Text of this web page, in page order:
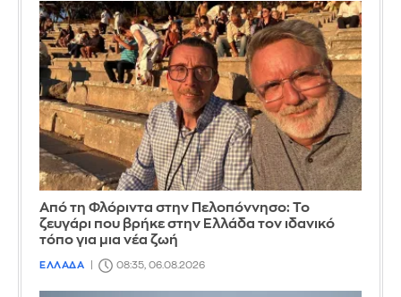
Από τη Φλόριντα στην Πελοπόννησο: Το
ζευγάρι που βρήκε στην Ελλάδα τον ιδανικό
τόπο για μια νέα ζωή
ΕΛΛΑΔΑ 08:35, 06.08.2026